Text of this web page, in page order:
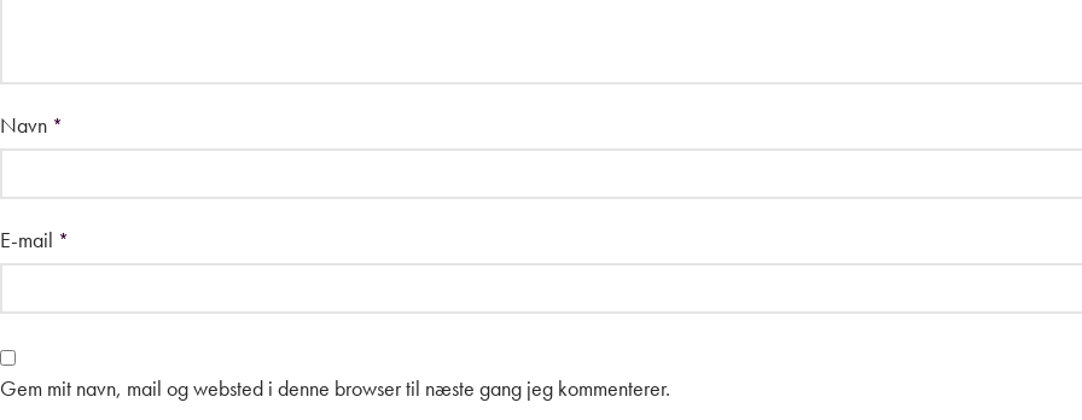
Navn *
E-mail *
Gem mit navn, mail og websted i denne browser til næste gang jeg kommenterer.